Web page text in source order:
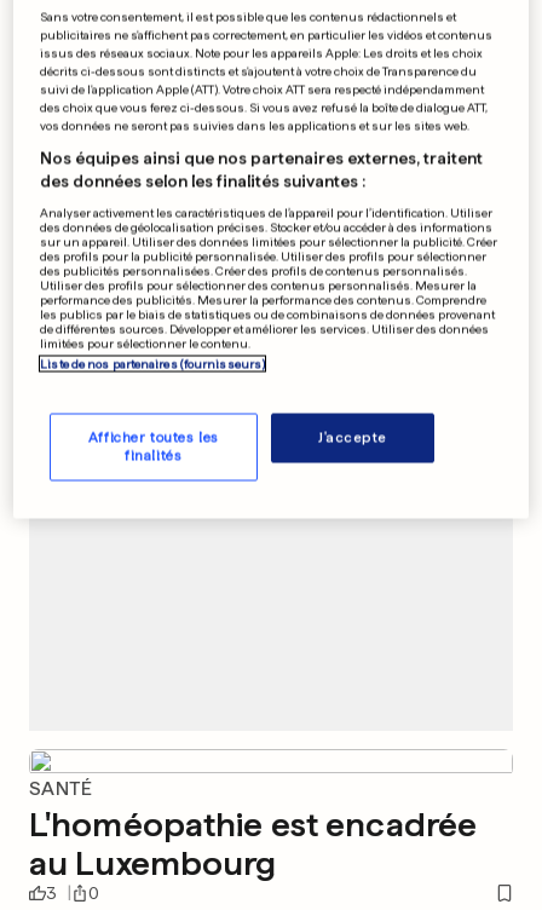
0 0
MÉDIAS AU LUXEMBOURG
Dix licenciements sont
programmés au «Jeudi»
0
LUXEMBOURGEOIS DE 18 À 30 ANS
Un coup de pouce pour
vivre un an au Canada
0 0
PUBLICITÉ
SANTÉ
L'homéopathie est encadrée
au Luxembourg
3 0
Sans votre consentement, il est possible que les contenus rédactionnels et
publicitaires ne s'affichent pas correctement, en particulier les vidéos et contenus
issus des réseaux sociaux. Note pour les appareils Apple: Les droits et les choix
décrits ci-dessous sont distincts et s'ajoutent à votre choix de Transparence du
suivi de l'application Apple (ATT). Votre choix ATT sera respecté indépendamment
des choix que vous ferez ci-dessous. Si vous avez refusé la boîte de dialogue ATT,
vos données ne seront pas suivies dans les applications et sur les sites web.
Nos équipes ainsi que nos partenaires externes, traitent
des données selon les finalités suivantes :
Analyser activement les caractéristiques de l’appareil pour l’identification. Utiliser
des données de géolocalisation précises. Stocker et/ou accéder à des informations
sur un appareil. Utiliser des données limitées pour sélectionner la publicité. Créer
des profils pour la publicité personnalisée. Utiliser des profils pour sélectionner
des publicités personnalisées. Créer des profils de contenus personnalisés.
Utiliser des profils pour sélectionner des contenus personnalisés. Mesurer la
performance des publicités. Mesurer la performance des contenus. Comprendre
les publics par le biais de statistiques ou de combinaisons de données provenant
de différentes sources. Développer et améliorer les services. Utiliser des données
limitées pour sélectionner le contenu.
Liste de nos partenaires (fournisseurs)
Afficher toutes les
finalités
J'accepte